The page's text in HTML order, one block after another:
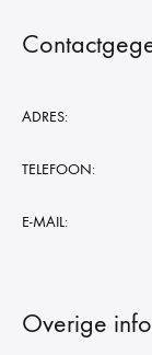
ADRES:
TELEFOON:
E-MAIL:
Overige